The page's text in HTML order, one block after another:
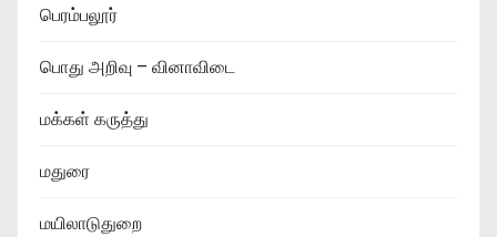
பெரம்பலூர்
பொது அறிவு – வினாவிடை
மக்கள் கருத்து
மதுரை
மயிலாடுதுறை